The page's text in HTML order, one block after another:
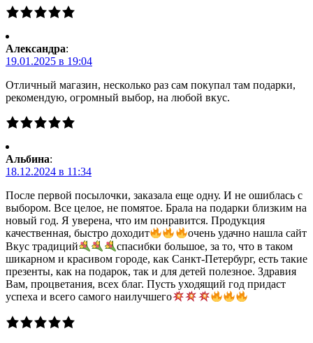
Александра:
19.01.2025 в 19:04
Отличный магазин, несколько раз сам покупал там подарки,
рекомендую, огромный выбор, на любой вкус.
Альбина:
18.12.2024 в 11:34
После первой посылочки, заказала еще одну. И не ошиблась с
выбором. Все целое, не помятое. Брала на подарки близким на
новый год. Я уверена, что им понравится. Продукция
качественная, быстро доходит
очень удачно нашла сайт
Вкус традиций
спасибки большое, за то, что в таком
шикарном и красивом городе, как Санкт-Петербург, есть такие
презенты, как на подарок, так и для детей полезное. Здравия
Вам, процветания, всех благ. Пусть уходящий год придаст
успеха и всего самого наилучшего